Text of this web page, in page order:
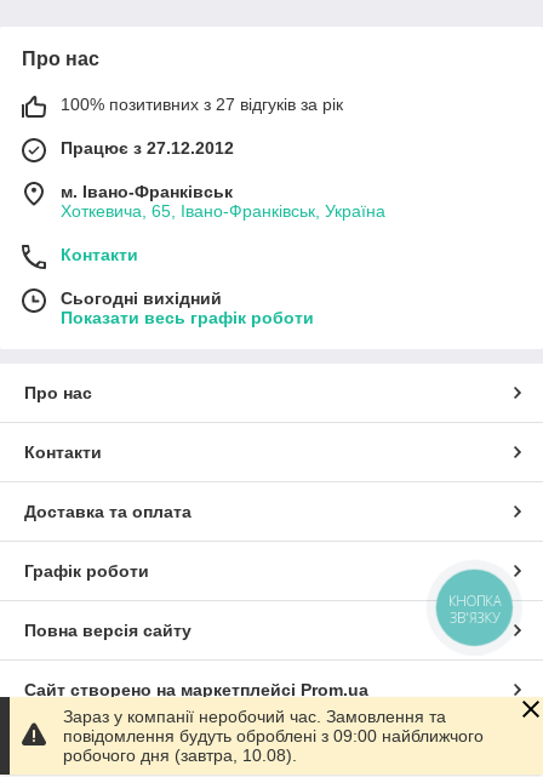
Про нас
100% позитивних з 27 відгуків за рік
Працює з 27.12.2012
м. Івано-Франківськ
Хоткевича, 65, Івано-Франківськ, Україна
Контакти
Сьогодні вихідний
Показати весь графік роботи
Про нас
Контакти
Доставка та оплата
Графік роботи
Повна версія сайту
Сайт створено на маркетплейсі Prom.ua
Політика конфіденційності
Зараз у компанії неробочий час. Замовлення та
повідомлення будуть оброблені з 09:00 найближчого
робочого дня (завтра, 10.08).
КНОПКА
ЗВ'ЯЗКУ